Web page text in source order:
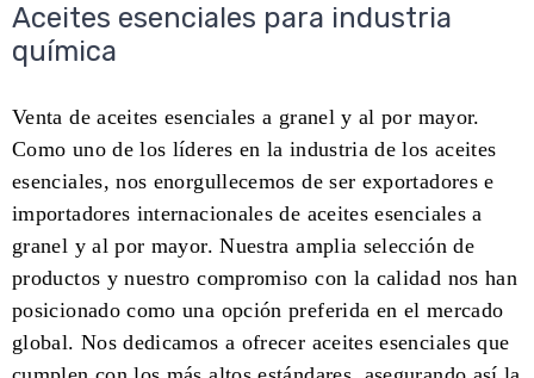
Aceites esenciales para industria
química
Venta de aceites esenciales a granel y al por mayor.
Como uno de los líderes en la industria de los aceites
esenciales, nos enorgullecemos de ser exportadores e
importadores internacionales de aceites esenciales a
granel y al por mayor. Nuestra amplia selección de
productos y nuestro compromiso con la calidad nos han
posicionado como una opción preferida en el mercado
global. Nos dedicamos a ofrecer aceites esenciales que